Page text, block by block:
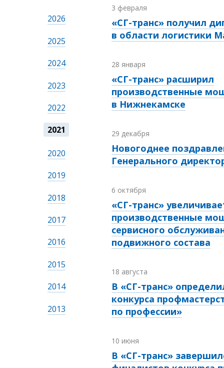
2026
2025
2024
2023
2022
2021
2020
2019
2018
2017
2016
2015
2014
2013
3 февраля
«СГ-транс» получил
в области логистики
28 января
«СГ-транс» расширил
производственные
в Нижнекамске
29 декабря
Новогоднее
Генерального
6 октября
«СГ-транс»
производственные
сервисного
подвижного состава
18 августа
В «СГ-транс»
конкурса
по профессии»
10 июня
В «СГ-транс»